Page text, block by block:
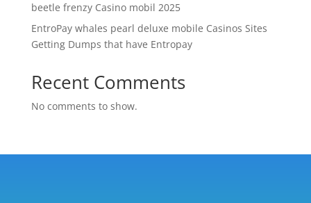
beetle frenzy Casino mobil 2025
EntroPay whales pearl deluxe mobile Casinos Sites
Getting Dumps that have Entropay
Recent Comments
No comments to show.